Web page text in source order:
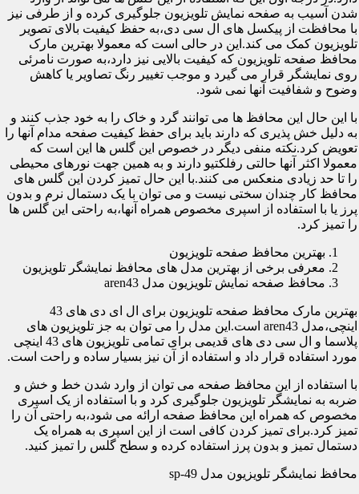
شدن آسیب به صفحه نمایش تلویزیون جلوگیری کرده و از طرفی نیز
با محافظت از پیکسل های ال سی دی،به حفظ کیفیت بالای تصویر
تلویزیون کمک می کند.این در حالی است که معمولا بهترین مارک
محافظ صفحه تلویزیون که کیفیت بالایی نیز دارد،به صورت نامرئی
روی نمایشگر قرار می گیرد و موجب تغییر رنگ تصاویر یا کاهش
وضوح و شفافیت آنها نمی شود.
با این حال این محافظ ها می توانند گرد و خاک را به خود جذب کنند و
به دلیل خش پذیری که دارند باید برای حفظ کیفیت صفحه مدام آنها را
تعویض کرد.نکته منفی دیگر در خصوص این گلس ها این است که
معمولا اکثر آنها حالتی رفلکتیو دارند و به همین جهت نورهای محیطی
را تا حد زیادی منعکس می کنند.با این حال تمیز کردن این گلس های
محافظ کار چندان سختی نیست و می توان با یک دستمال نرم و بدون
پرز یا با استفاده از اسپری مخصوص همراه آنها،به راحتی این گلس ها
را تمیز کرد.
بهترین محافظ صفحه تلویزیون
معرفی برخی از بهترین مدل های محافظ نمایشگر تلویزیون
محافظ صفحه نمایش تلویزیون مدل aren43
بهترین مارک محافظ صفحه تلویزیون برای ال ای دی های 43
اینچی،مدل aren43 است.این مدل را می توان به جز تلویزیون های
پلاسما و ال سی دی های قدیمی برای تمامی تلویزیون های 43 اینچی
مورد استفاده قرار داد و استفاده از آن نیز بسیار ساده و راحت است.
با استفاده از این محافظ صفحه می توان از وارد شدن خط و خش و
ضربه به نمایشگر تلویزیون جلوگیری کرد و با استفاده از یک اسپری
مخصوص که همراه این محافظ صفحه ارائه می شود،به راحتی آن را
تمیز کرد.برای تمیز کردن کافی است از این اسپری به همراه یک
دستمال تمیز و بدون پرز استفاده کرده و سطح گلس را تمیز کنید.
محافظ نمایشگر تلویزیون مدل sp-49